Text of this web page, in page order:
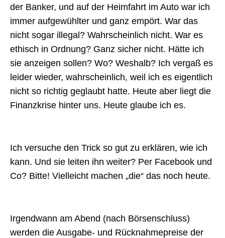
der Banker, und auf der Heimfahrt im Auto war ich
immer aufgewühlter und ganz empört. War das
nicht sogar illegal? Wahrscheinlich nicht. War es
ethisch in Ordnung? Ganz sicher nicht. Hätte ich
sie anzeigen sollen? Wo? Weshalb? Ich vergaß es
leider wieder, wahrscheinlich, weil ich es eigentlich
nicht so richtig geglaubt hatte. Heute aber liegt die
Finanzkrise hinter uns. Heute glaube ich es.
Ich versuche den Trick so gut zu erklären, wie ich
kann. Und sie leiten ihn weiter? Per Facebook und
Co? Bitte! Vielleicht machen „die“ das noch heute.
Irgendwann am Abend (nach Börsenschluss)
werden die Ausgabe- und Rücknahmepreise der